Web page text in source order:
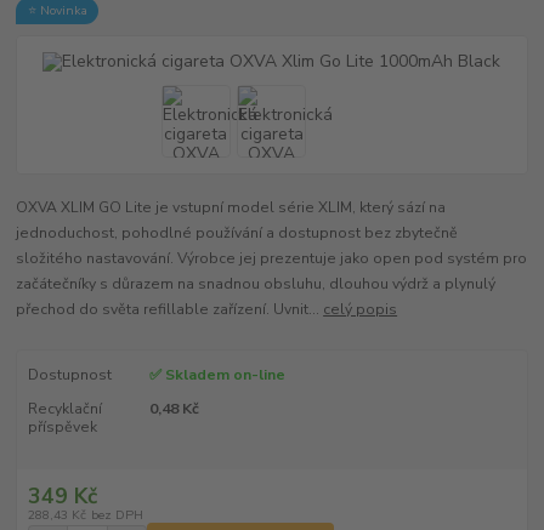
⭐ Novinka
OXVA XLIM GO Lite je vstupní model série XLIM, který sází na
jednoduchost, pohodlné používání a dostupnost bez zbytečně
složitého nastavování. Výrobce jej prezentuje jako open pod systém pro
začátečníky s důrazem na snadnou obsluhu, dlouhou výdrž a plynulý
přechod do světa refillable zařízení. Uvnit... celý popis
Dostupnost
✅ Skladem on-line
Recyklační
příspěvek
0,48 Kč
349 Kč
288,43 Kč bez DPH